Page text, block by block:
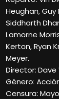
Heughan, Guy
Siddharth
Lamorne
Kerton, Ryan
Meyer.
Director: Dave
Género:
Censura: